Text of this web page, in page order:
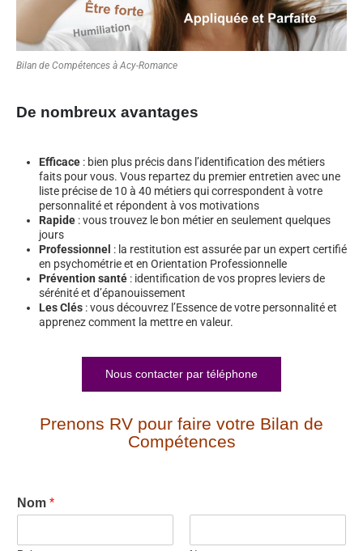
Bilan de Compétences à Acy-Romance
De nombreux avantages
Efficace : bien plus précis dans l’identification des métiers
faits pour vous. Vous repartez du premier entretien avec une
liste précise de 10 à 40 métiers qui correspondent à votre
personnalité et répondent à vos motivations
Rapide : vous trouvez le bon métier en seulement quelques
jours
Professionnel : la restitution est assurée par un expert certifié
en psychométrie et en Orientation Professionnelle
Prévention santé : identification de vos propres leviers de
sérénité et d’épanouissement
Les Clés : vous découvrez l’Essence de votre personnalité et
apprenez comment la mettre en valeur.
Nous contacter par téléphone
Prenons RV pour faire votre Bilan de
Compétences
Nom *